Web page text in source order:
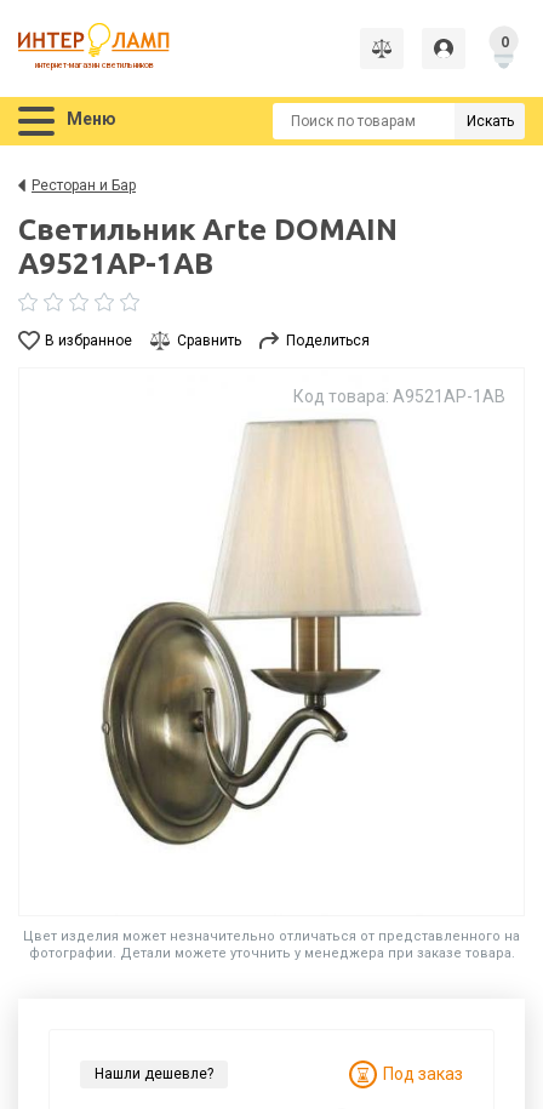
интернет-магазин светильников
0
Меню Искать
Ресторан и Бар
Светильник Arte DOMAIN
A9521AP-1AB
В избранное Сравнить Поделиться
Код товара: A9521AP-1AB
Цвет изделия может незначительно отличаться от представленного на
фотографии. Детали можете уточнить у менеджера при заказе товара.
Нашли дешевле? Под заказ